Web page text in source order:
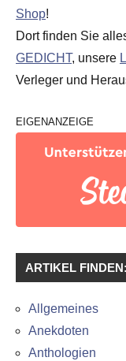
Shop!
Dort finden Sie
GEDICHT, unsere
Verleger und
EIGENANZEIGE
ARTIKEL
Allgemeines
Anekdoten
Anthologien